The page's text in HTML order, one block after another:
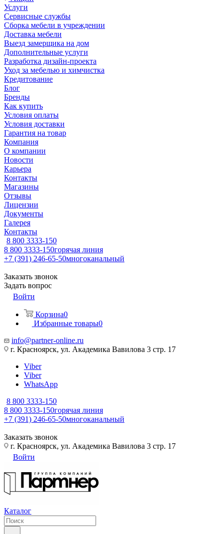
Услуги
Сервисные службы
Сборка мебели в учреждении
Доставка мебели
Выезд замерщика на дом
Дополнительные услуги
Разработка дизайн-проекта
Уход за мебелью и химчистка
Кредитование
Блог
Бренды
Как купить
Условия оплаты
Условия доставки
Гарантия на товар
Компания
О компании
Новости
Карьера
Контакты
Магазины
Отзывы
Лицензии
Документы
Галерея
Контакты
8 800 3333-150
8 800 3333-150горячая линия
+7 (391) 246-65-50многоканальный
Заказать звонок
Задать вопрос
Войти
Корзина0
Избранные товары0
info@partner-online.ru
г. Красноярск, ул. Академика Вавилова 3 стр. 17
Viber
Viber
WhatsApp
8 800 3333-150
8 800 3333-150горячая линия
+7 (391) 246-65-50многоканальный
Заказать звонок
г. Красноярск, ул. Академика Вавилова 3 стр. 17
Войти
Каталог